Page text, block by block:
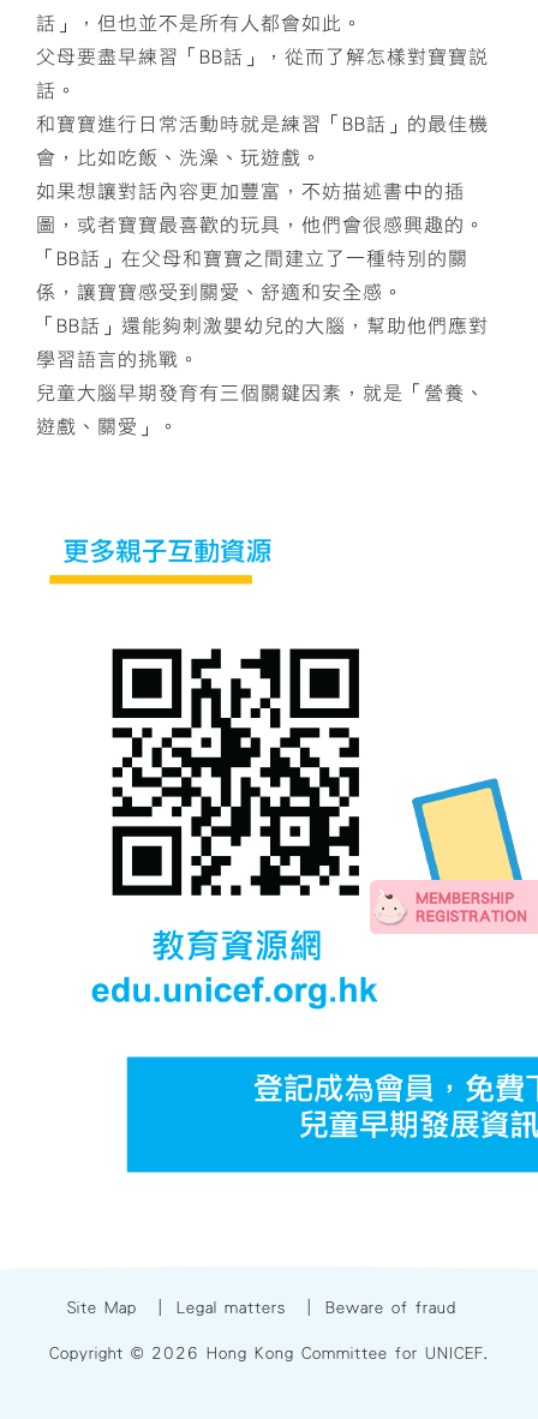
話」，但也並不是所有人都會如此。
父母要盡早練習「BB話」，從而了解怎樣對寶寶說
話。
和寶寶進行日常活動時就是練習「BB話」的最佳機
會，比如吃飯、洗澡、玩遊戲。
如果想讓對話內容更加豐富，不妨描述書中的插
圖，或者寶寶最喜歡的玩具，他們會很感興趣的。
「BB話」在父母和寶寶之間建立了一種特別的關
係，讓寶寶感受到關愛、舒適和安全感。
「BB話」還能夠刺激嬰幼兒的大腦，幫助他們應對
學習語言的挑戰。
兒童大腦早期發育有三個關鍵因素，就是「營養、
遊戲、關愛」。
Site Map Legal matters Beware of fraud
Copyright © 2026 Hong Kong Committee for UNICEF.